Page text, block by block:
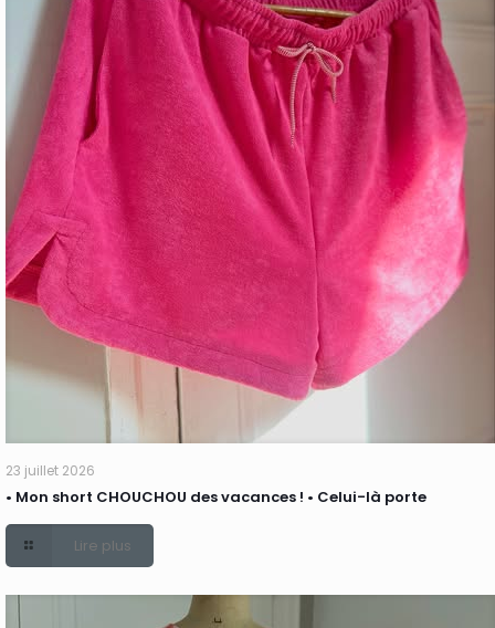
23 juillet 2026
• Mon short CHOUCHOU des vacances ! • Celui-là porte
Lire plus